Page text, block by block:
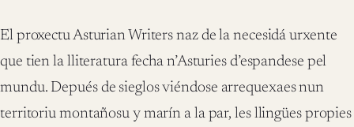
El proxectu Asturian Writers naz de la necesidá urxente
que tien la lliteratura fecha n’Asturies d’espandese pel
mundu. Depués de sieglos viéndose arrequexaes nun
territoriu montañosu y marín a la par, les llingües propies